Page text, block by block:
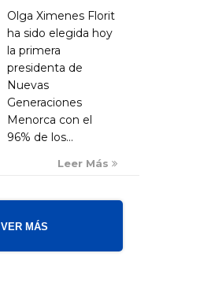
Olga Ximenes Florit
ha sido elegida hoy
la primera
presidenta de
Nuevas
Generaciones
Menorca con el
96% de los...
Leer Más
VER MÁS